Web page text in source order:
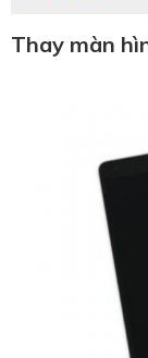
Thay màn